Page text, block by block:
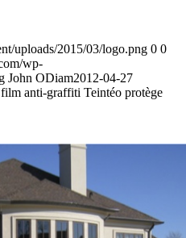
uploads/2015/03/logo.png 0 0
wp-
John ODiam2012-04-27
anti-graffiti Teintéo protège